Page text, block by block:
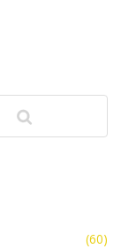
и
в
(60)